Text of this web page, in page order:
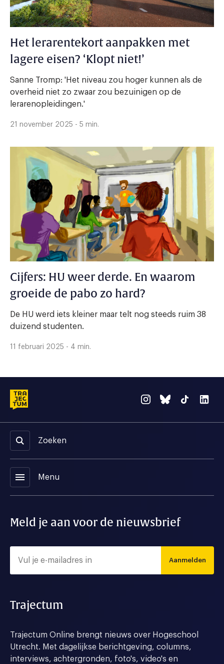
Het lerarentekort aanpakken met
lagere eisen? ‘Klopt niet!’
Sanne Tromp: 'Het niveau zou hoger kunnen als de
overheid niet zo zwaar zou bezuinigen op de
lerarenopleidingen.'
21 november 2025 - 5 min.
Cijfers: HU weer derde. En waarom
groeide de pabo zo hard?
De HU werd iets kleiner maar telt nog steeds ruim 38
duizend studenten.
11 februari 2025 - 4 min.
Zoeken
menu Menu
Meld je aan voor de nieuwsbrief
Aanmelden
Trajectum
Trajectum Online brengt nieuws over Hogeschool
Utrecht. Met dagelijkse berichtgeving, columns,
interviews, achtergronden, foto's, video's en